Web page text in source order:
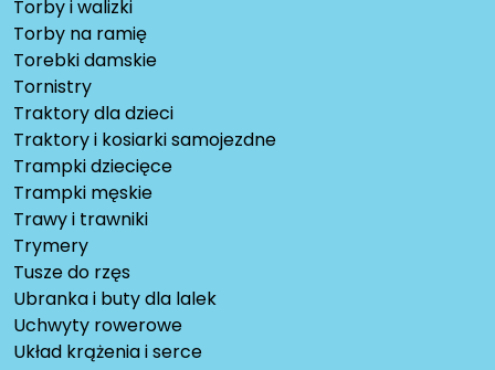
Torby i walizki
Torby na ramię
Torebki damskie
Tornistry
Traktory dla dzieci
Traktory i kosiarki samojezdne
Trampki dziecięce
Trampki męskie
Trawy i trawniki
Trymery
Tusze do rzęs
Ubranka i buty dla lalek
Uchwyty rowerowe
Układ krążenia i serce